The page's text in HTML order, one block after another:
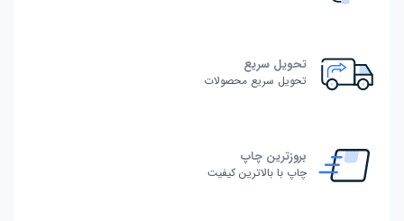
تحویل سریع
تحویل سریع محصولات
بروزترین چاپ
چاپ با بالاترین کیفیت